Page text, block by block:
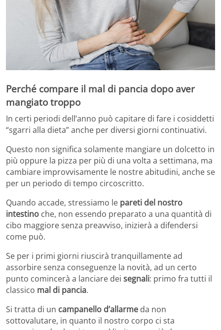
Perché compare il mal di pancia dopo aver
mangiato troppo
In certi periodi dell’anno può capitare di fare i cosiddetti
“sgarri alla dieta” anche per diversi giorni continuativi.
Questo non significa solamente mangiare un dolcetto in
più oppure la pizza per più di una volta a settimana, ma
cambiare improvvisamente le nostre abitudini, anche se
per un periodo di tempo circoscritto.
Quando accade, stressiamo le pareti del nostro
intestino che, non essendo preparato a una quantità di
cibo maggiore senza preavviso, inizierà a difendersi
come può.
Se per i primi giorni riuscirà tranquillamente ad
assorbire senza conseguenze la novità, ad un certo
punto comincerà a lanciare dei segnali: primo fra tutti il
classico mal di pancia.
Si tratta di un campanello d’allarme da non
sottovalutare, in quanto il nostro corpo ci sta